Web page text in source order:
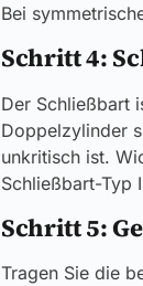
Bei
Schritt 4:
Der Schließbart
Doppelzylinder
unkritisch ist.
Schließbart-Typ
Schritt 5:
Tragen Sie die